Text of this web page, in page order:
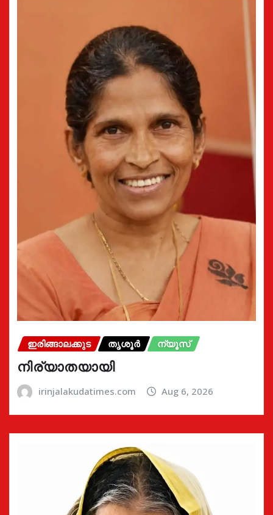
ഇരിങ്ങാലക്കുട തൃശൂർ ന്യൂസ്
നിര്യാതയായി
irinjalakudatimes.com Aug 6, 2026